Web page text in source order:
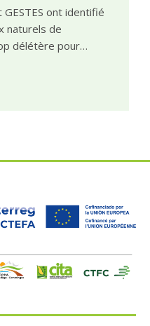
ont identifié
naturels de
délétère pour…